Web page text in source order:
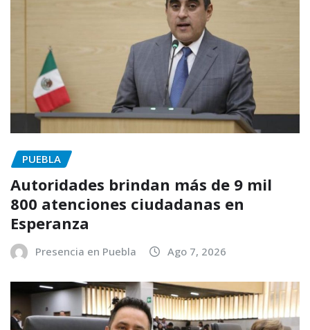
PUEBLA
Autoridades brindan más de 9 mil
800 atenciones ciudadanas en
Esperanza
Presencia en Puebla Ago 7, 2026